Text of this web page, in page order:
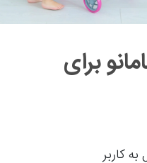
برای
کاربر